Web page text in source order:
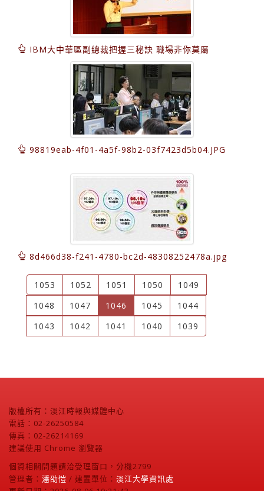
IBM大中華區副總裁把握三秘訣 職場非你莫屬
98819eab-4f01-4a5f-98b2-03f7423d5b04.JPG
8d466d38-f241-4780-bc2d-48308252478a.jpg
1053 1052 1051 1050
1049
1048
1047 1046 (current)
1045
1044
1043
1042 1041 1040 1039
版權所有：淡江時報與媒體中心
電話：02-26250584
傳真：02-26214169
建議使用 Chrome 瀏覽器
個資相關問題請洽受理窗口，分機2799
管理者： 潘劭愷 / 建置單位： 淡江大學資訊處